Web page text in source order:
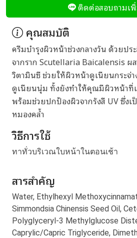
ติดต่อสอบถามเ
คุณสมบัติ
ครีมบำรุงผิวหน้าช่วงกลางวัน ด้วยปร
จากราก Scutellaria Baicalensis ผ
วิตามินซี ช่วยให้ผิวหน้าดูเนียนกระจ่
ดูเนียนนุ่ม ทั้งยังทำให้คุณมีผิวหน้าที่
พร้อมช่วยปกป้องผิวจากรังสี UV ซึ่ง
หมองคล้ำ
วิธีการใช้
ทาทั่วบริเวณใบหน้าในตอนเช้า
สารสำคัญ
Water, Ethylhexyl
Simmondsia Chinensis Seed Oil,
Polyglyceryl-3 Methylglucose
Caprylic/Capric Triglyceride,